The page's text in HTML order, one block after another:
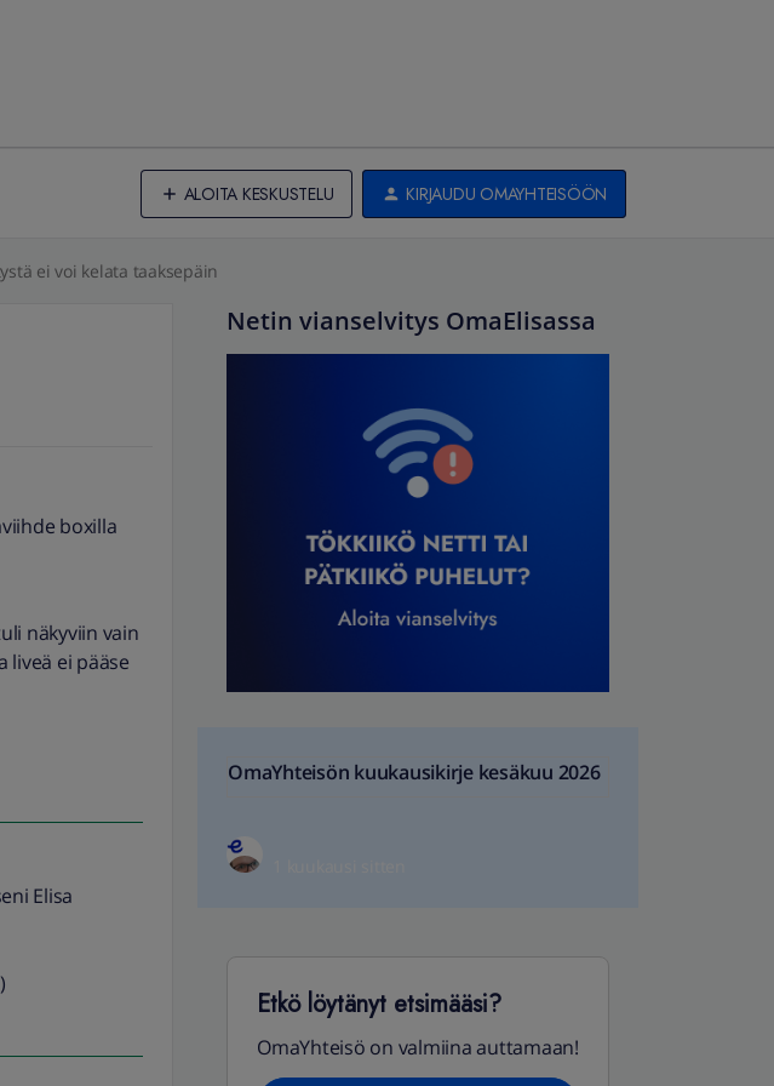
ALOITA KESKUSTELU KIRJAUDU OMAYHTEISÖÖN
ei voi kelata taaksepäin
boxilla
näkyviin vain
liveä ei pääse
Elisa
)
Netin vianselvitys OmaElisassa
OmaYhteisön kuukausikirje kesäkuu 2026
Etkö löytänyt etsimääsi?
OmaYhteisö on valmiina auttamaan!